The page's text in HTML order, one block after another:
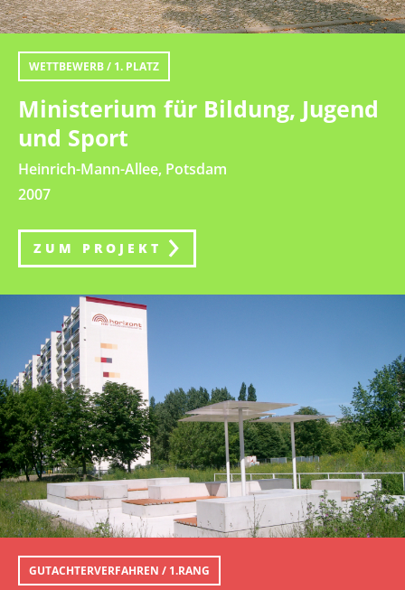
WETTBEWERB / 1. PLATZ
Ministerium für Bildung, Jugend
und Sport
Heinrich-Mann-Allee, Potsdam
2007
ZUM PROJEKT
GUTACHTERVERFAHREN / 1.RANG